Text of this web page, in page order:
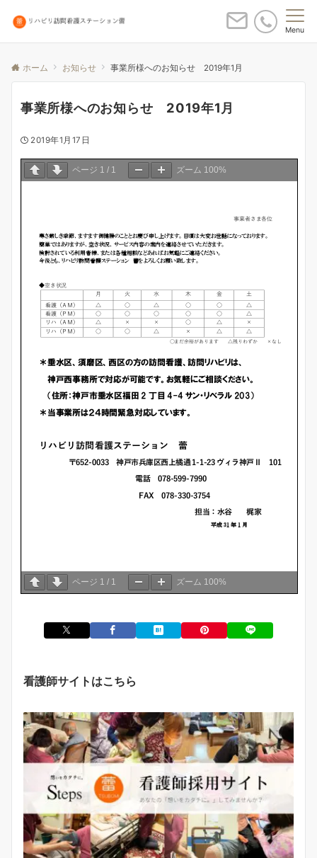
Menu
ホーム お知らせ 事業所様へのお知らせ 2019年1月
事業所様へのお知らせ 2019年1月
2019年1月17日
ページ 1 / 1 ズーム 100%
ページ 1 / 1 ズーム 100%
看護師サイトはこちら